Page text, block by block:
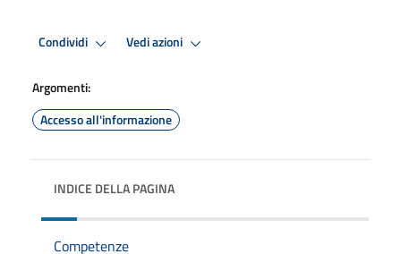
Condividi Vedi azioni
Argomenti:
Accesso all'informazione
INDICE DELLA PAGINA
Competenze